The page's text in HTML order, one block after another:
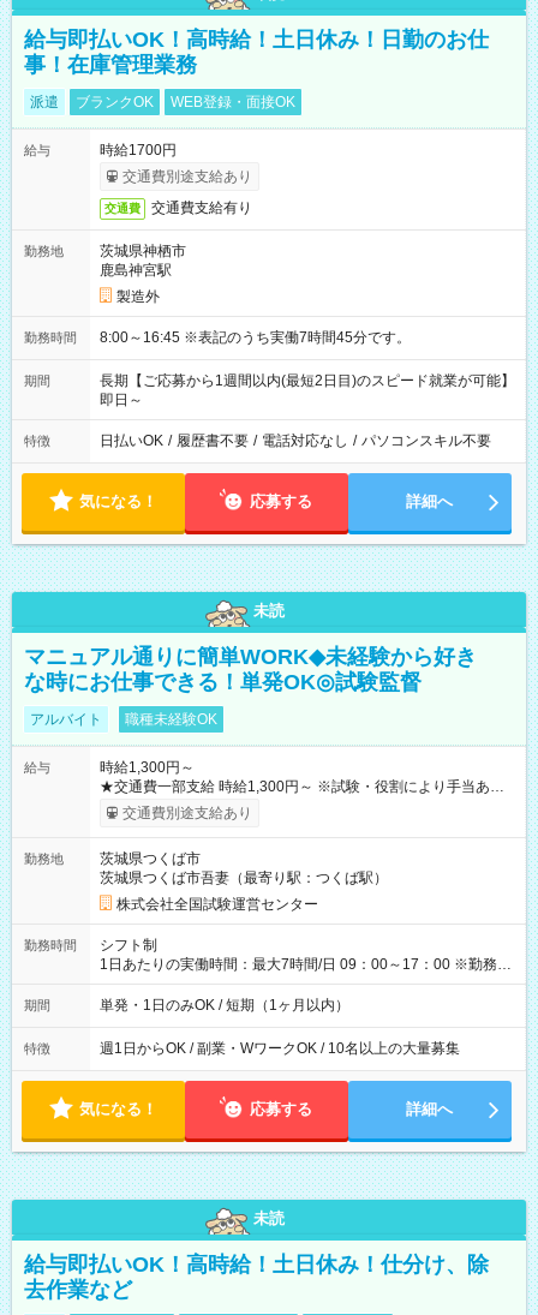
給与即払いOK！高時給！土日休み！日勤のお仕
事！在庫管理業務
派遣 ブランクOK WEB登録・面接OK
給与
時給1700円
交通費別途支給あり
交通費 交通費支給有り
勤務地
茨城県神栖市
鹿島神宮駅
製造外
勤務時間 8:00～16:45 ※表記のうち実働7時間45分です。
期間
長期【ご応募から1週間以内(最短2日目)のスピード就業が可能】
即日～
特徴 日払いOK / 履歴書不要 / 電話対応なし / パソコンスキル不要
気になる！ 応募する 詳細へ
未読
マニュアル通りに簡単WORK◆未経験から好き
な時にお仕事できる！単発OK◎試験監督
アルバイト 職種未経験OK
給与
時給1,300円～
★交通費一部支給 時給1,300円～ ※試験・役割により手当あり
※勤務回数により昇給あり 【即給（前払い）オプションあ
り！】 希望される場合、勤務から1週間ほどで給与の一部を受け
例】 ・河合塾模擬試験 8:30～17:30（休憩1時間） 時給1,300円
×8時間＝日収10,400円＋交通費 ※当日の役割により時給＋100
円の場合あり ・国家試験 7:00～13:30（休憩なし） 時給1,300
円（役割手当＋100円）×6時間＝日収8,400円＋交通費 【試用期
間】試用期間なし
交通費別途支給あり
勤務地
茨城県つくば市
茨城県つくば市吾妻（最寄り駅：つくば駅）
株式会社全国試験運営センター
勤務時間
シフト制
1日あたりの実働時間：最大7時間/日 09：00～17：00 ※勤務時
間は 試験により異なります。
期間 単発・1日のみOK / 短期（1ヶ月以内）
特徴 週1日からOK / 副業・WワークOK / 10名以上の大量募集
気になる！ 応募する 詳細へ
未読
給与即払いOK！高時給！土日休み！仕分け、除
去作業など